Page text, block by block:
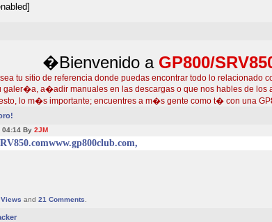
�Bienvenido a GP800/
tu sitio de referencia donde puedas encontrar todo lo relacionado
galer�a, a�adir manuales en las descargas o que nos hables de los
lo m�s importante; encuentres a m�s gente como t� con una
04:14 By 2JM
www.gp800club.com,
Views and 21 Comments